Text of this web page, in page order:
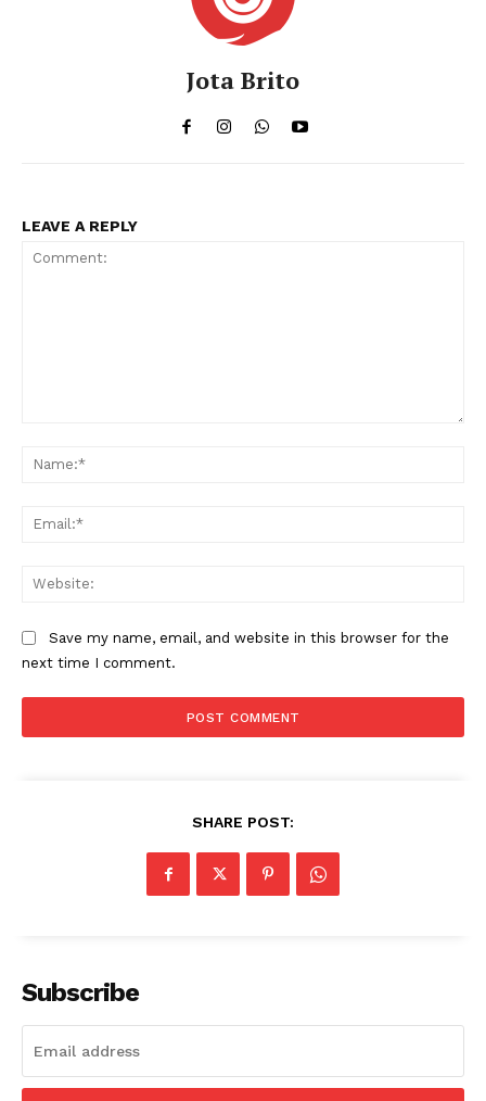
Jota Brito
LEAVE A REPLY
Save my name, email, and website in this browser for the
next time I comment.
SHARE POST:
Subscribe